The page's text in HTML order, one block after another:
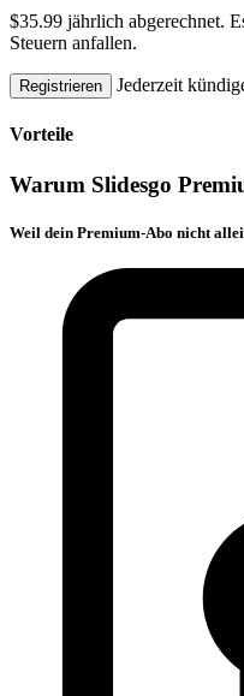
$35.99 jährlich abgerechnet.
Steuern anfallen.
Registrieren Jederzeit
Vorteile
Warum Slidesgo
Weil dein Premium-Abo nicht